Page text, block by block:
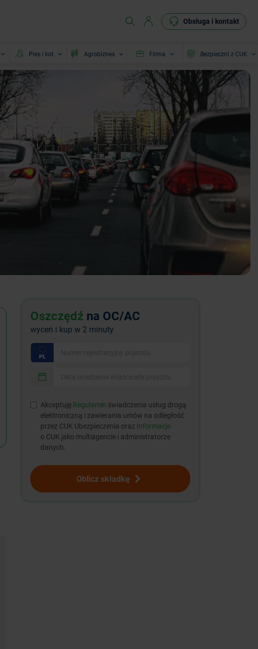
Obsługa i kontakt
Pies i kot Agrobiznes Firma Bezpieczni z CUK
Oszczędź na OC/AC
wyceń i kup w 2 minuty
Akceptuję Regulamin świadczenia usług drogą
elektroniczną i zawierania umów na odległość
przez CUK Ubezpieczenia oraz Informacje
o CUK jako multiagencie i administratorze
danych.
Oblicz składkę